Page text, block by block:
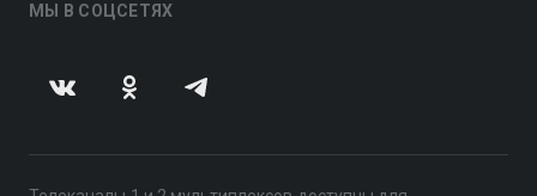
МЫ В СОЦСЕТЯХ